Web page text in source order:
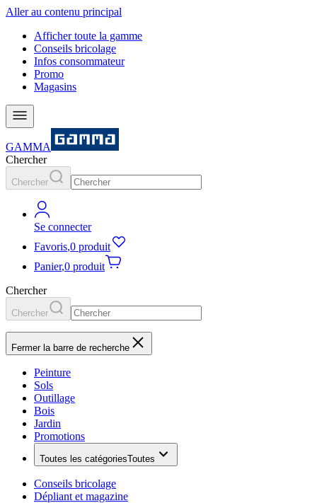
Aller au contenu principal
Afficher toute la gamme
Conseils bricolage
Infos consommateur
Promo
Magasins
GAMMA
Chercher
Chercher
Se connecter
Favoris,0 produit
Panier,0 produit
Chercher
Chercher
Fermer la barre de recherche
Peinture
Sols
Outillage
Bois
Jardin
Promotions
Toutes les catégoriesToutes
Conseils bricolage
Dépliant et magazine